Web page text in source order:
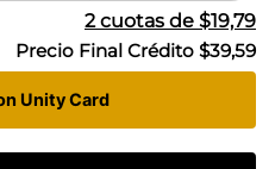
2cuotas de $19,79
Precio Final Crédito $39,59
Unity Card